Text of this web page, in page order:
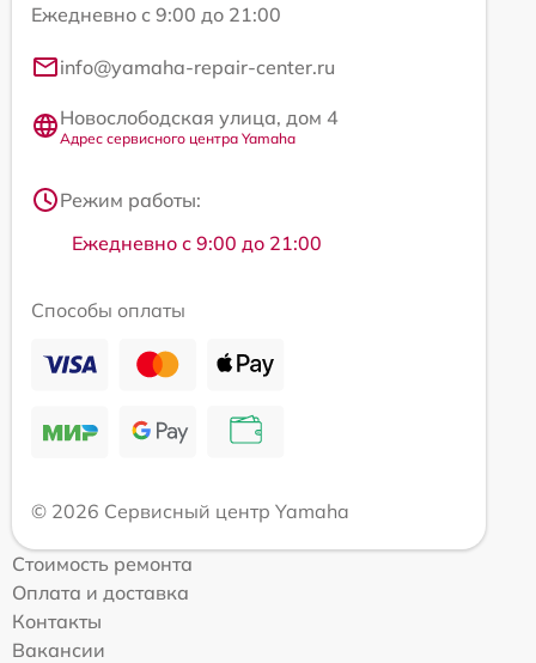
Ежедневно с 9:00 до 21:00
info@yamaha-repair-center.ru
Новослободская улица, дом 4
Адрес сервисного центра Yamaha
Режим работы:
Ежедневно с 9:00 до 21:00
Способы оплаты
© 2026 Сервисный центр Yamaha
Стоимость ремонта
Оплата и доставка
Контакты
Вакансии